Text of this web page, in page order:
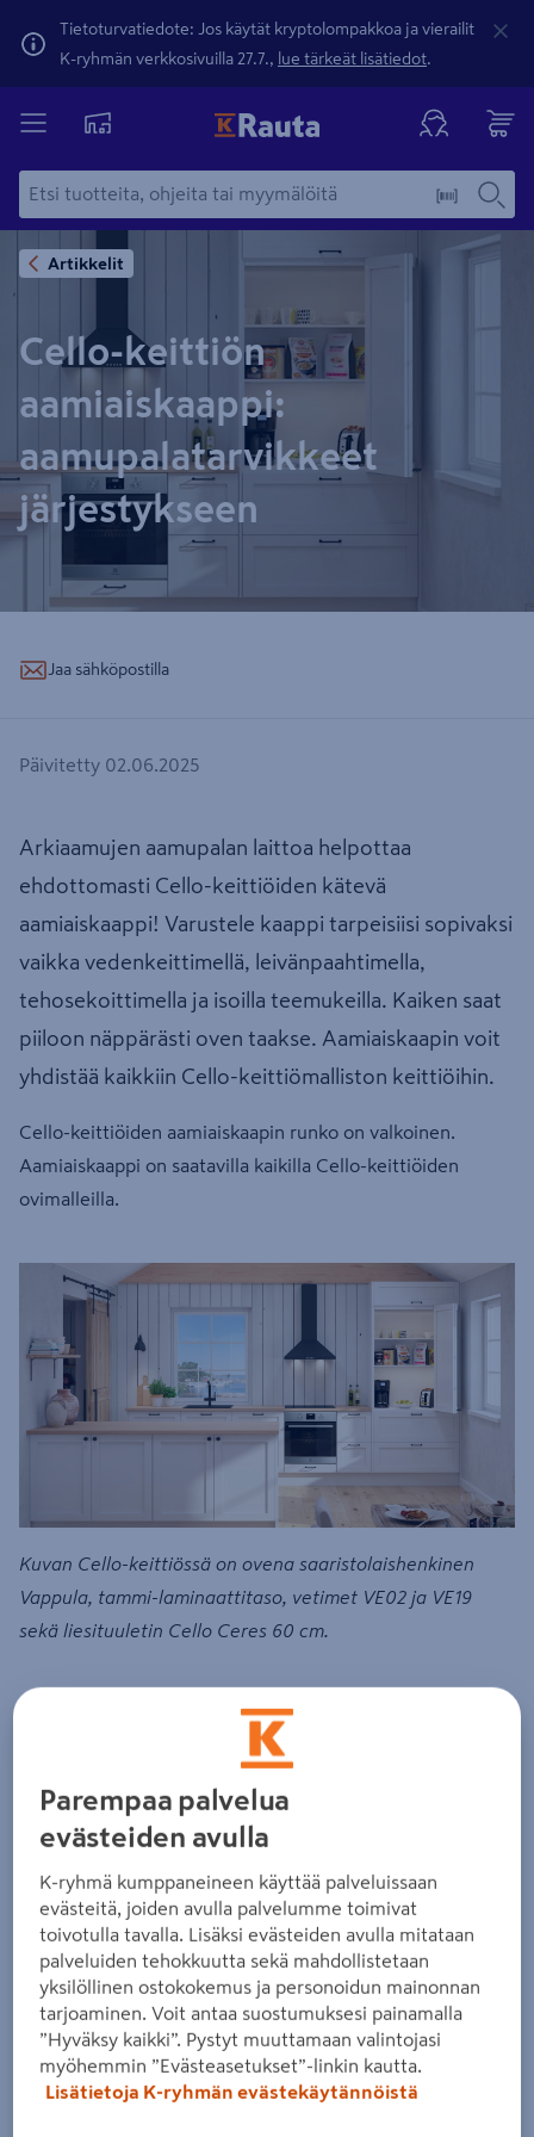
Tietoturvatiedote: Jos käytät kryptolompakkoa ja vierailit
K-ryhmän verkkosivuilla 27.7., lue tärkeät lisätiedot.
Artikkelit
Cello-keittiön
aamiaiskaappi:
aamupalatarvikkeet
järjestykseen
Jaa sähköpostilla
Päivitetty 02.06.2025
Arkiaamujen aamupalan laittoa helpottaa
ehdottomasti Cello-keittiöiden kätevä
aamiaiskaappi! Varustele kaappi tarpeisiisi sopivaksi
vaikka vedenkeittimellä, leivänpaahtimella,
tehosekoittimella ja isoilla teemukeilla. Kaiken saat
piiloon näppärästi oven taakse. Aamiaiskaapin voit
yhdistää kaikkiin Cello-keittiömalliston keittiöihin.
Cello-keittiöiden aamiaiskaapin runko on valkoinen.
Aamiaiskaappi on saatavilla kaikilla Cello-keittiöiden
ovimalleilla.
Kuvan Cello-keittiössä on ovena saaristolaishenkinen
Vappula, tammi-laminaattitaso, vetimet VE02 ja VE19
sekä liesituuletin Cello Ceres 60 cm.
Aamiaiskaapin tiedot:
Saatavissa leveysmitoilla: 60, 80 ja 100 cm
Rungon korkeus 1920 mm
Saatavissa kahdella tai kolmella laatikolla
integroidun vaimentimen ansiosta laatikot sulkeutuvat
äänettömästi ja pehmeästi.
Kaappiin voi valita mukaan laminaattitason, jolloin se
kestää hyvin kulutusta ja aamiaisvalmisteluja.
Kaapin voi lisäksi varustella valoilla ja pistorasioilla.
Aamiaiskaapin hinnat alkaen 465,43,-
Parempaa palvelua
evästeiden avulla
K-ryhmä kumppaneineen käyttää palveluissaan
evästeitä, joiden avulla palvelumme toimivat
toivotulla tavalla. Lisäksi evästeiden avulla mitataan
palveluiden tehokkuutta sekä mahdollistetaan
yksilöllinen ostokokemus ja personoidun mainonnan
tarjoaminen. Voit antaa suostumuksesi painamalla
”Hyväksy kaikki”. Pystyt muuttamaan valintojasi
myöhemmin ”Evästeasetukset”-linkin kautta.
Lisätietoja K-ryhmän evästekäytännöistä